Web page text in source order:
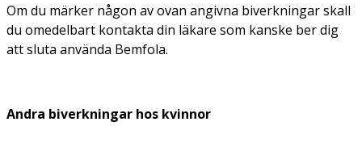
Om du märker någon av ovan angivna biverkningar skall
du omedelbart kontakta din läkare som kanske ber dig
att sluta använda Bemfola.
Andra biverkningar hos kvinnor